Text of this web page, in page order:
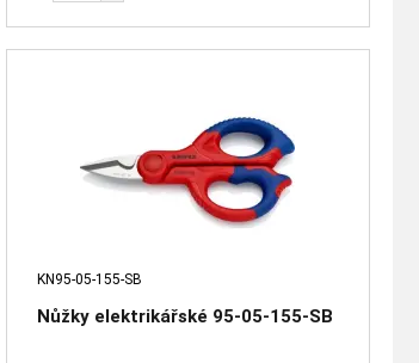
KN95-05-155-SB
Nůžky elektrikářské 95-05-155-SB